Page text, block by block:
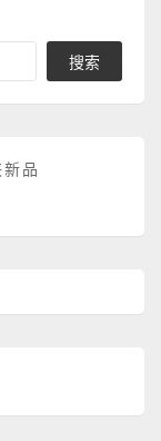
搜索
品